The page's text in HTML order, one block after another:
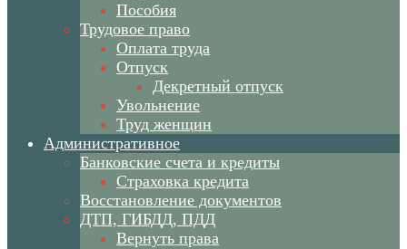
Пособия
Трудовое право
Оплата труда
Отпуск
Декретный отпуск
Увольнение
Труд женщин
Административное
Банковские счета и кредиты
Страховка кредита
Восстановление документов
ДТП, ГИБДД, ПДД
Вернуть права